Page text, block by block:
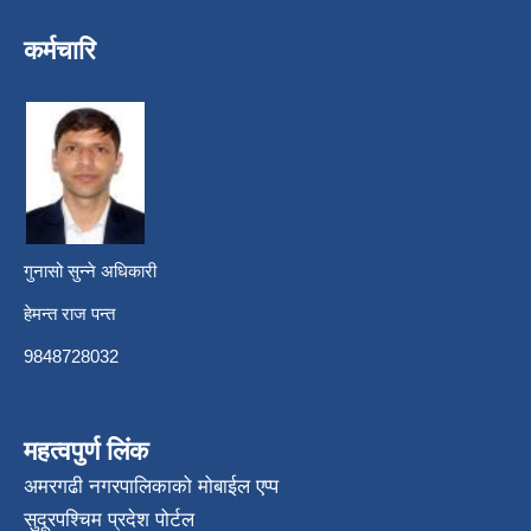
कर्मचारि
गुनासो सुन्ने अधिकारी
हेमन्त राज पन्त
9848728032
महत्वपुर्ण लिंक
अमरगढी नगरपालिकाको मोबाईल एप्प
सुदूरपश्चिम प्रदेश पोर्टल